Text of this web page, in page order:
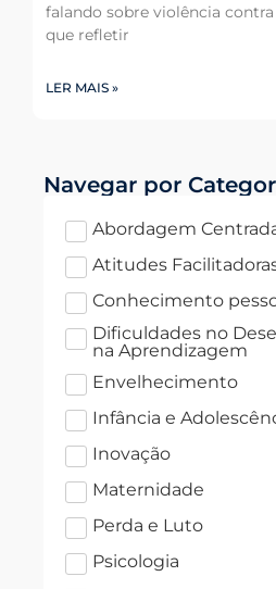
falando sobre violência
que refletir
LER MAIS »
Navegar por
Abordagem
Atitudes
Conhecimento
Dificuldades no
na Aprendizagem
Envelhecimento
Infância e
Inovação
Maternidade
Perda e Luto
Psicologia